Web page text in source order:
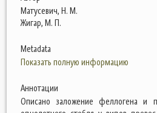
Матусевич, Н. М.
Жигар, М. П.
Metadata
Показать полную информацию
Аннотации
Описано заложение феллогена и